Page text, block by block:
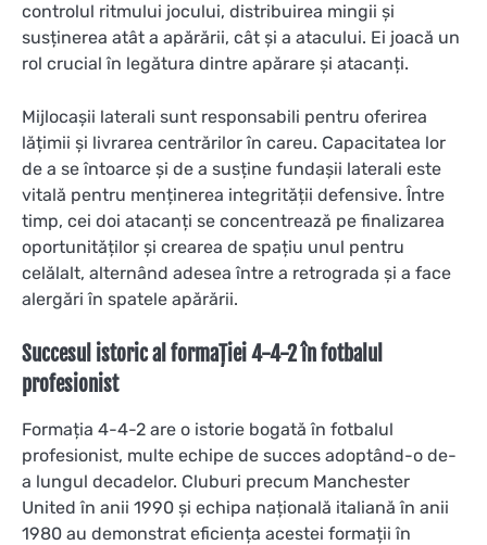
controlul ritmului jocului, distribuirea mingii și
susținerea atât a apărării, cât și a atacului. Ei joacă un
rol crucial în legătura dintre apărare și atacanți.
Mijlocașii laterali sunt responsabili pentru oferirea
lățimii și livrarea centrărilor în careu. Capacitatea lor
de a se întoarce și de a susține fundașii laterali este
vitală pentru menținerea integrității defensive. Între
timp, cei doi atacanți se concentrează pe finalizarea
oportunităților și crearea de spațiu unul pentru
celălalt, alternând adesea între a retrograda și a face
alergări în spatele apărării.
Succesul istoric al formației 4-4-2 în fotbalul
profesionist
Formația 4-4-2 are o istorie bogată în fotbalul
profesionist, multe echipe de succes adoptând-o de-
a lungul decadelor. Cluburi precum Manchester
United în anii 1990 și echipa națională italiană în anii
1980 au demonstrat eficiența acestei formații în